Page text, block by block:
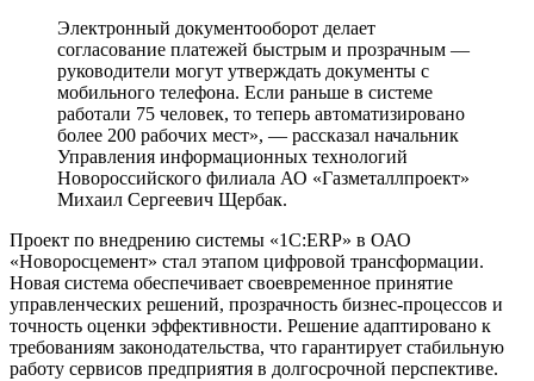
Электронный документооборот делает
согласование платежей быстрым и прозрачным —
руководители могут утверждать документы с
мобильного телефона. Если раньше в системе
работали 75 человек, то теперь автоматизировано
более 200 рабочих мест», — рассказал начальник
Управления информационных технологий
Новороссийского филиала АО «Газметаллпроект»
Михаил Сергеевич Щербак.
Проект по внедрению системы «1С:ERP» в ОАО
«Новоросцемент» стал этапом цифровой трансформации.
Новая система обеспечивает своевременное принятие
управленческих решений, прозрачность бизнес-процессов и
точность оценки эффективности. Решение адаптировано к
требованиям законодательства, что гарантирует стабильную
работу сервисов предприятия в долгосрочной перспективе.